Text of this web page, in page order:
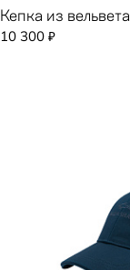
Кепка из вельвета
10 300 ₽